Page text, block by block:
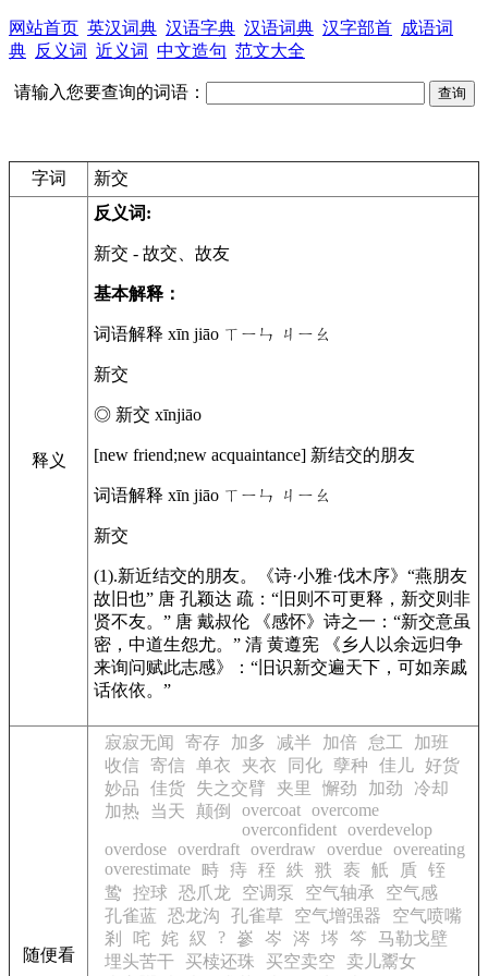
网站首页 英汉词典 汉语字典 汉语词典 汉字部首 成语词
典 反义词 近义词 中文造句 范文大全
请输入您要查询的词语：
字词 新交
释义
反义词:
新交 - 故交、故友
基本解释：
词语解释 xīn jiāo ㄒㄧㄣ ㄐㄧㄠ
新交
◎ 新交 xīnjiāo
[new friend;new acquaintance] 新结交的朋友
词语解释 xīn jiāo ㄒㄧㄣ ㄐㄧㄠ
新交
(1).新近结交的朋友。《诗·小雅·伐木序》“燕朋友
故旧也” 唐 孔颖达 疏：“旧则不可更释，新交则非
贤不友。” 唐 戴叔伦 《感怀》诗之一：“新交意虽
密，中道生怨尤。” 清 黄遵宪 《乡人以余远归争
来询问赋此志感》：“旧识新交遍天下，可如亲戚
话依依。”
随便看
寂寂无闻 寄存 加多 减半 加倍 怠工
加班
收信 寄信 单衣 夹衣 同化 孽种 佳儿 好货
妙品
佳货 失之交臂 夹里 懈劲 加劲
冷却
加热
当天 颠倒 overcoat overcome
overconfident overdevelop
overdose overdraft overdraw overdue overeating
overestimate 畤 痔 秷 紩 翐 袠 觗 貭
铚
鸷
控球 恐爪龙 空调泵 空气轴承
空气感
孔雀蓝
恐龙沟 孔雀草 空气增强器
空气喷嘴
剎
咤 姹 紁 ? 嵾 岑 涔 埁 笒
马勒戈壁
埋头苦干 买椟还珠 买空卖空
卖儿鬻女